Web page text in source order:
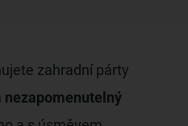
zahradní párty
nezapomenutelný